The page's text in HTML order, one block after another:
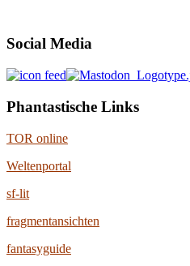
Social Media
Phantastische Links
TOR online
Weltenportal
sf-lit
fragmentansichten
fantasyguide